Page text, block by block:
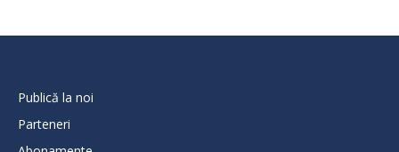
Publică la noi
Parteneri